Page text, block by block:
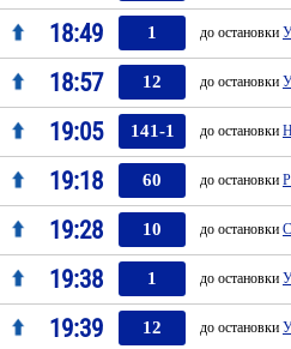
18:49 1 до остановки
18:57 12 до остановки
19:05 141-1 до остановки
19:18 60 до остановки
19:28 10 до остановки
19:38 1 до остановки
19:39 12 до остановки